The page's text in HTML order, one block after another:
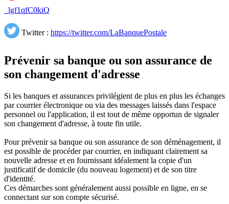
_lgf1qfC0kiQ
Twitter : https://twitter.com/LaBanquePostale
Prévenir sa banque ou son assurance de
son changement d'adresse
Si les banques et assurances privilégient de plus en plus les échanges
par courrier électronique ou via des messages laissés dans l'espace
personnel ou l'application, il est tout de même opportun de signaler
son changement d'adresse, à toute fin utile.
Pour prévenir sa banque ou son assurance de son déménagement, il
est possible de procéder par courrier, en indiquant clairement sa
nouvelle adresse et en fournissant idéalement la copie d'un
justificatif de domicile (du nouveau logement) et de son titre
d'identité.
Ces démarches sont généralement aussi possible en ligne, en se
connectant sur son compte sécurisé.